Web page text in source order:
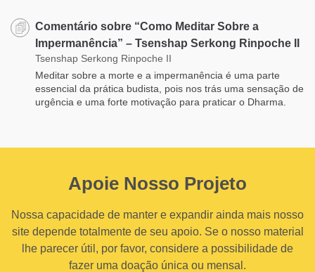
Comentário sobre “Como Meditar Sobre a
Impermanência” – Tsenshap Serkong Rinpoche II
Tsenshap Serkong Rinpoche II
Meditar sobre a morte e a impermanência é uma parte
essencial da prática budista, pois nos trás uma sensação de
urgência e uma forte motivação para praticar o Dharma.
Apoie Nosso Projeto
Nossa capacidade de manter e expandir ainda mais nosso
site depende totalmente de seu apoio. Se o nosso material
lhe parecer útil, por favor, considere a possibilidade de
fazer uma doação única ou mensal.